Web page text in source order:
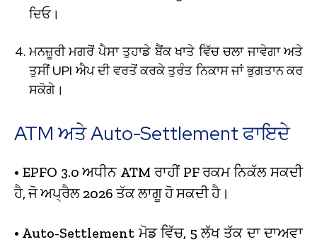
ਦਿਓ।
ਮਨਜ਼ੂਰੀ ਮਗਰੋਂ ਪੈਸਾ ਤੁਹਾਡੇ ਬੈਂਕ ਖਾਤੇ ਵਿੱਚ ਚਲਾ ਜਾਵੇਗਾ ਅਤੇ
ਤੁਸੀਂ UPI ਐਪ ਦੀ ਵਰਤੋਂ ਕਰਕੇ ਤੁਰੰਤ ਨਿਕਾਸ ਜਾਂ ਭੁਗਤਾਨ ਕਰ
ਸਕੋਗੇ।
ATM ਅਤੇ Auto-Settlement ਫਾਇਦੇ
• EPFO 3.0 ਅਧੀਨ ATM ਰਾਹੀਂ PF ਰਕਮ ਨਿਕੱਲ ਸਕਦੀ
ਹੈ, ਜੋ ਅਪ੍ਰੈਲ 2026 ਤੱਕ ਲਾਗੂ ਹੋ ਸਕਦੀ ਹੈ।
• Auto-Settlement ਮੋਡ ਵਿੱਚ, ₹5 ਲੱਖ ਤੱਕ ਦਾ ਦਾਅਵਾ